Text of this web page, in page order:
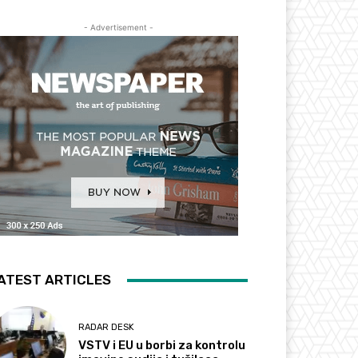
- Advertisement -
ARTICLES
RADAR DESK
VSTV i EU u borbi za kontrolu